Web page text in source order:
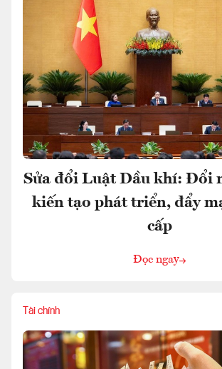
Sửa đổi Luật Dầu khí: Đổi
kiến tạo phát triển, đẩy
cấp
Đọc ngay
Tài chính